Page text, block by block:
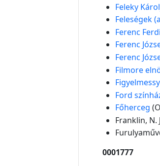
Feleky
Feleségek
Ferenc
Ferenc
Ferenc
Filmore
Ford
Főherceg
Franklin, N.
0001777